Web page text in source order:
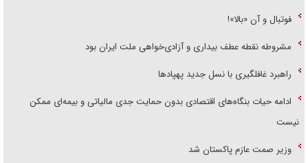
فوتبال و آن «بالا»!
مشروطه نقطه عطف بیداری و آزادی‌خواهی ملت ایران بود
راهبرد غافلگیری با نسل جدید پهپاد‌ها
ادامه حیات بنگاه‌های اقتصادی بدون حمایت جدی مالیاتی و بیمه‌ای ممکن
نیست
وزیر صمت عازم پاکستان شد